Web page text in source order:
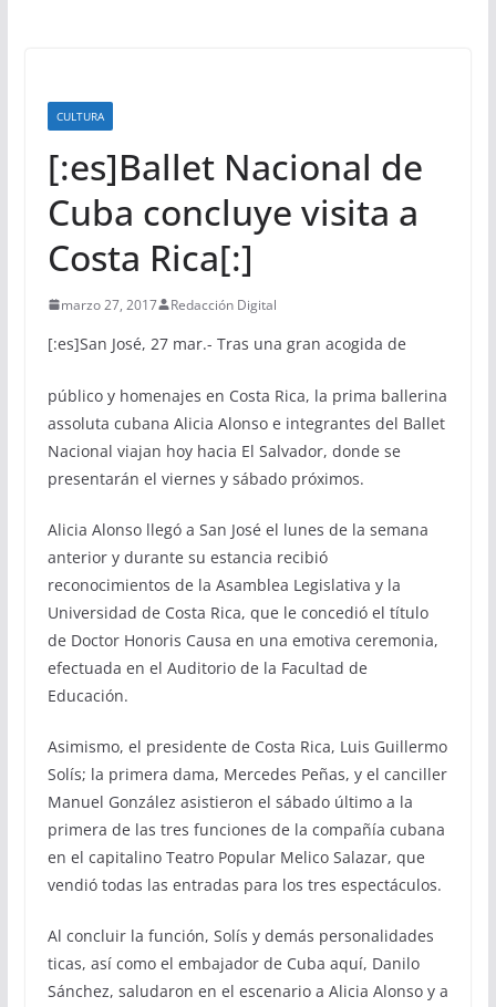
CULTURA
[:es]Ballet Nacional de
Cuba concluye visita a
Costa Rica[:]
marzo 27, 2017 Redacción Digital
[:es]San José, 27 mar.- Tras una gran acogida de
público y homenajes en Costa Rica, la prima ballerina
assoluta cubana Alicia Alonso e integrantes del Ballet
Nacional viajan hoy hacia El Salvador, donde se
presentarán el viernes y sábado próximos.
Alicia Alonso llegó a San José el lunes de la semana
anterior y durante su estancia recibió
reconocimientos de la Asamblea Legislativa y la
Universidad de Costa Rica, que le concedió el título
de Doctor Honoris Causa en una emotiva ceremonia,
efectuada en el Auditorio de la Facultad de
Educación.
Asimismo, el presidente de Costa Rica, Luis Guillermo
Solís; la primera dama, Mercedes Peñas, y el canciller
Manuel González asistieron el sábado último a la
primera de las tres funciones de la compañía cubana
en el capitalino Teatro Popular Melico Salazar, que
vendió todas las entradas para los tres espectáculos.
Al concluir la función, Solís y demás personalidades
ticas, así como el embajador de Cuba aquí, Danilo
Sánchez, saludaron en el escenario a Alicia Alonso y a